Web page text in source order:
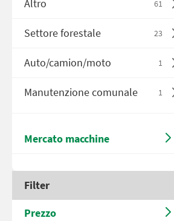
Altro 61
Settore forestale 23
Auto/camion/moto 1
Manutenzione comunale 1
Mercato macchine
Filter
Prezzo